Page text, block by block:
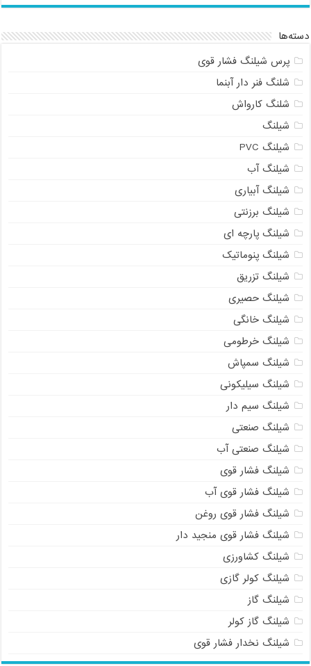
دسته‌ها
پرس شیلنگ فشار قوی
شلنگ فنر دار آبنما
شلنگ کارواش
شیلنگ
شیلنگ PVC
شیلنگ آب
شیلنگ آبیاری
شیلنگ برزنتی
شیلنگ پارچه ای
شیلنگ پنوماتیک
شیلنگ تزریق
شیلنگ حصیری
شیلنگ خانگی
شیلنگ خرطومی
شیلنگ سمپاش
شیلنگ سیلیکونی
شیلنگ سیم دار
شیلنگ صنعتی
شیلنگ صنعتی آب
شیلنگ فشار قوی
شیلنگ فشار قوی آب
شیلنگ فشار قوی روغن
شیلنگ فشار قوی منجید دار
شیلنگ کشاورزی
شیلنگ کولر گازی
شیلنگ گاز
شیلنگ گاز کولر
شیلنگ نخدار فشار قوی